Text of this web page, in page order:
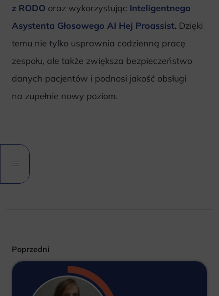
z RODO oraz wykorzystując Inteligentnego
Asystenta Głosowego AI Hej Proassist. Dzięki
temu nie tylko usprawnia codzienną pracę
zespołu, ale także zwiększa bezpieczeństwo
danych pacjentów i podnosi jakość obsługi
na zupełnie nowy poziom.
Poprzedni